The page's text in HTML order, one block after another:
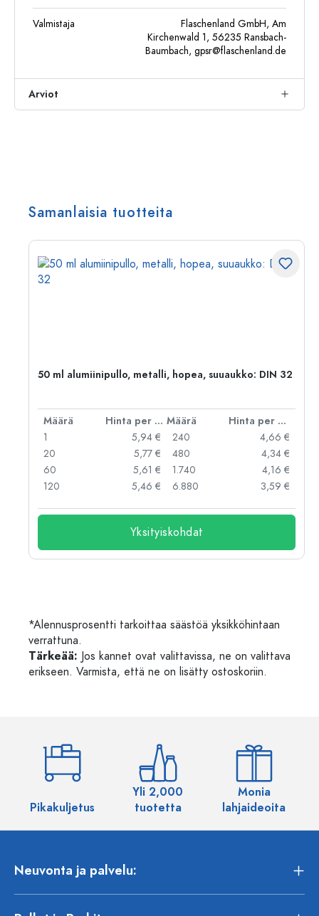
Valmistaja
Flaschenland GmbH, Am
Kirchenwald 1, 56235 Ransbach-
Baumbach, gpsr@flaschenland.de
Arviot
Samanlaisia tuotteita
50 ml alumiinipullo, metalli, hopea, suuaukko: DIN 32
Määrä Hinta per kpl Määrä
Hinta per kpl
1
5,94 €
20
5,77 €
60
5,61 €
120
5,46 €
240
4,66 €
480
4,34 €
1.740
4,16 €
6.880
3,59 €
Yksityiskohdat
*Alennusprosentti tarkoittaa säästöä yksikköhintaan
verrattuna.
Tärkeää: Jos kannet ovat valittavissa, ne on valittava
erikseen. Varmista, että ne on lisätty ostoskoriin.
Pikakuljetus
Yli 2,000
tuotetta
Monia
lahjaideoita
Neuvonta ja palvelu: